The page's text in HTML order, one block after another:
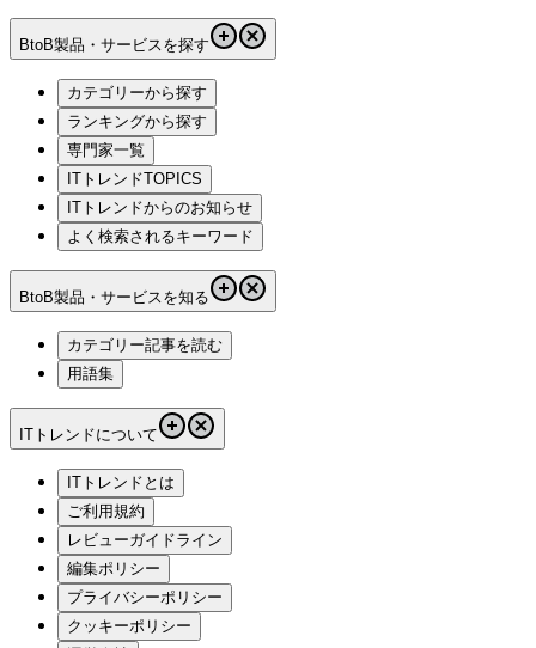
BtoB製品・サービスを探す
カテゴリーから探す
ランキングから探す
専門家一覧
ITトレンドTOPICS
ITトレンドからのお知らせ
よく検索されるキーワード
BtoB製品・サービスを知る
カテゴリー記事を読む
用語集
ITトレンドについて
ITトレンドとは
ご利用規約
レビューガイドライン
編集ポリシー
プライバシーポリシー
クッキーポリシー